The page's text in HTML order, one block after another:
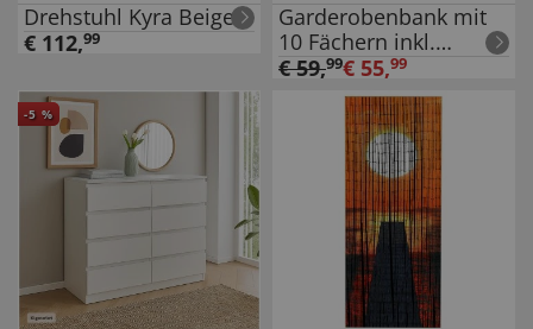
Drehstuhl Kyra Beige
€ 112,99
Garderobenbank mit
10 Fächern inkl.
Sitzkissen
€59,99€ 55,99
-5 %